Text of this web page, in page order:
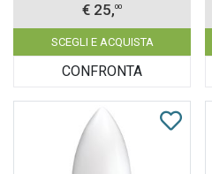
€ 25,00
SCEGLI E ACQUISTA
CONFRONTA